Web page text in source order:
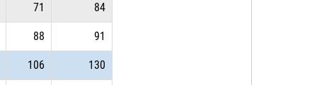
71 84
88 91
106 130